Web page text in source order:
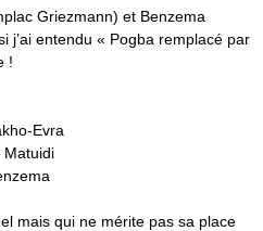
Griezmann) et Benzema
j’ai entendu « Pogba remplacé par
!
Evra
Matuidi
mais qui ne mérite pas sa place